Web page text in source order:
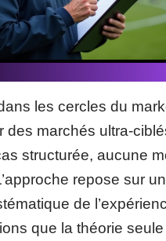
les cercles du
des marchés ultra-
structurée, aucune
repose sur
de
que la théorie